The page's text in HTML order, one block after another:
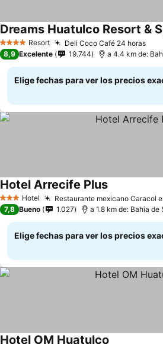
4 EstrellasResort Deli Coco Café 24 horasVer
Dreams Huatulco Resort &
8,9 Excelente 19.744 a 4.4 km de:
Elige fechas para ver los precios
3 Estrellas
Hotel Restaurante mexicano Caracol
Hotel Arrecife PlusVer precios
7,8 Bueno 1.027 a 1.8 km de: Bahia de
Elige fechas para ver los precios
Hotel OM Huatulco